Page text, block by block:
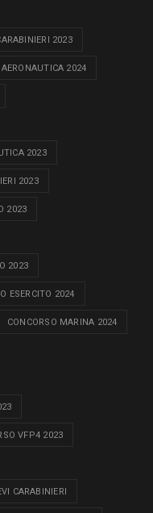
2023
AERONAUTICA 2024
2023
2023
2023
2023
ESERCITO 2024
CONCORSO MARINA 2024
VFP4 2023
CARABINIERI